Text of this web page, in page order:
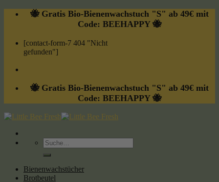
Skip
🐝 Gratis Bio-Bienenwachstuch "S" ab 49€ mit
Code: BEEHAPPY 🐝
[contact-form-7 404 "Nicht
gefunden"]
🐝 Gratis Bio-Bienenwachstuch "S" ab 49€ mit
Code: BEEHAPPY 🐝
Suche
nach:
Bienenwachstücher
Brotbeutel